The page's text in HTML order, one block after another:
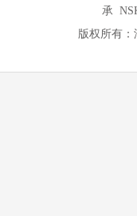
承
版权所有